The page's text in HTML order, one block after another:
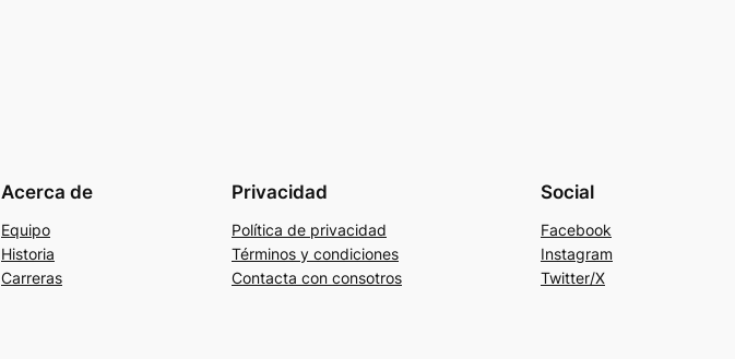
Acerca de
Equipo
Historia
Carreras
Privacidad
Política de privacidad
Términos y condiciones
Contacta con consotros
Social
Facebook
Instagram
Twitter/X